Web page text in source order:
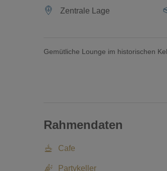
Zentrale Lage
Gemütliche Lounge im historischen
Rahmendaten
Cafe
Partykeller